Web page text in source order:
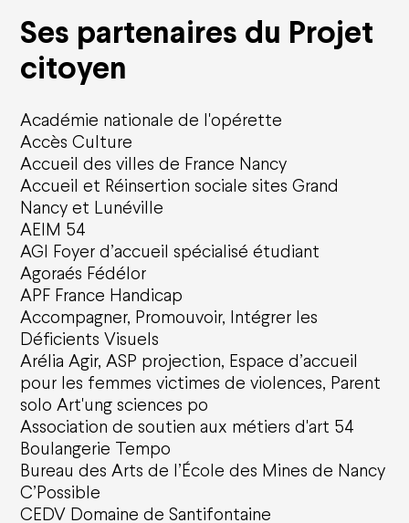
Ses partenaires du Projet
citoyen
Académie nationale de l'opérette
Accès Culture
Accueil des villes de France Nancy
Accueil et Réinsertion sociale sites Grand
Nancy et Lunéville
AEIM 54
AGI Foyer d’accueil spécialisé étudiant
Agoraés Fédélor
APF France Handicap
Accompagner, Promouvoir, Intégrer les
Déficients Visuels
Arélia Agir, ASP projection, Espace d’accueil
pour les femmes victimes de violences, Parent
solo Art'ung sciences po
Association de soutien aux métiers d'art 54
Boulangerie Tempo
Bureau des Arts de l’École des Mines de Nancy
C’Possible
CEDV Domaine de Santifontaine